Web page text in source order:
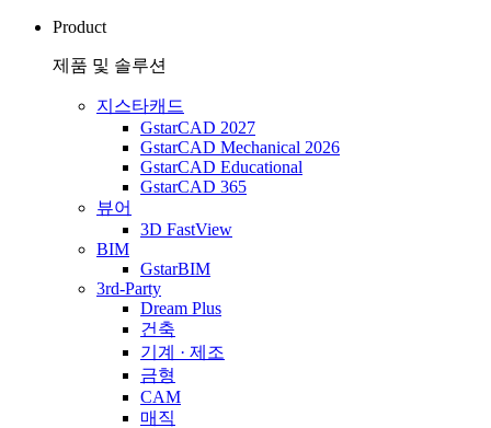
Product
제품 및 솔루션
지스타캐드
GstarCAD 2027
GstarCAD Mechanical 2026
GstarCAD Educational
GstarCAD 365
뷰어
3D FastView
BIM
GstarBIM
3rd-Party
Dream Plus
건축
기계 · 제조
금형
CAM
매직